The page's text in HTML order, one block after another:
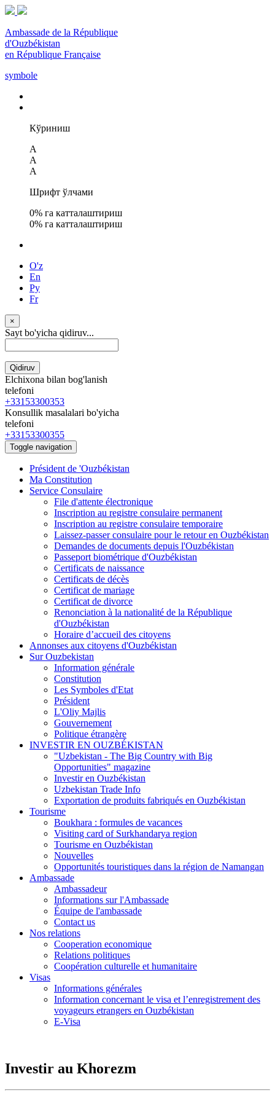
Ambassade de la République
d'Ouzbékistan
en République Française
symbole
Кўриниш
A
A
A
Шрифт ўлчами
0% га катталаштириш
0% га катталаштириш
O'z
En
Ру
Fr
×
Sayt bo'yicha qidiruv...
Qidiruv
Elchixona bilan bog'lanish
telefoni
+33153300353
Konsullik masalalari bo'yicha
telefoni
+33153300355
Toggle navigation
Président de 'Ouzbékistan
Ma Constitution
Service Consulaire
File d'attente électronique
Inscription au registre consulaire permanent
Inscription au registre consulaire temporaire
Laissez-passer consulaire pour le retour en Ouzbékistan
Demandes de documents depuis l'Ouzbékistan
Passeport biométrique d'Ouzbékistan
Certificats de naissance
Certificats de décès
Certificat de mariage
Certificat de divorce
Renonciation à la nationalité de la République
d'Ouzbékistan
Horaire d’accueil des citoyens
Annonses aux citoyens d'Ouzbékistan
Sur Ouzbekistan
Information générale
Constitution
Les Symboles d'Etat
Président
L'Oliy Majlis
Gouvernement
Politique étrangère
INVESTIR EN OUZBÉKISTAN
"Uzbekistan - The Big Country with Big
Opportunities" magazine
Investir en Ouzbékistan
Uzbekistan Trade Info
Exportation de produits fabriqués en Ouzbékistan
Tourisme
Boukhara : formules de vacances
Visiting card of Surkhandarya region
Tourisme en Ouzbékistan
Nouvelles
Opportunités touristiques dans la région de Namangan
Ambassade
Ambassadeur
Informations sur l'Ambassade
Équipe de l'ambassade
Contact us
Nos relations
Cooperation economique
Relations politiques
Coopération culturelle et humanitaire
Visas
Informations générales
Information concernant le visa et l’enregistrement des
voyageurs etrangers en Ouzbékistan
E-Visa
Investir au Khorezm